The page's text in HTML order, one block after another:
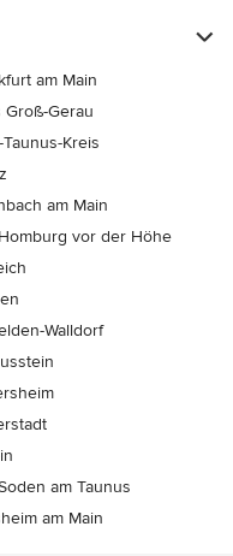
am Main
Groß-Gerau
Taunus-Kreis
am Main
vor der Höhe
Walldorf
am Taunus
am Main